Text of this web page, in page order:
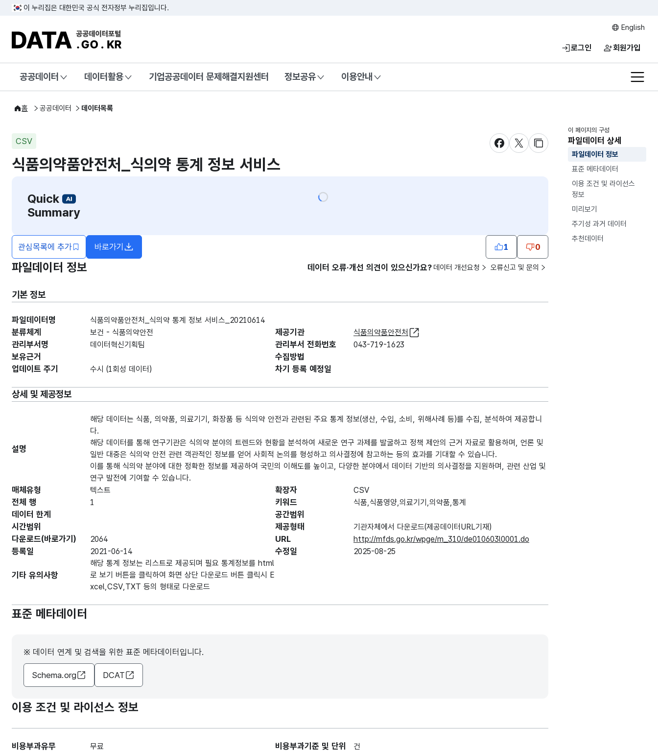
이 누리집은 대한민국 공식 전자정부 누리집입니다.
DATA.GO.KR 공공데이터포털
English
로그인 회원가입
전체
공공데이터 데이터활용 기업공공데이터 문제해결지원센터 정보공유 이용안내
홈 공공데이터 데이터목록
CSV
새창 열림새창 열림새창 열림
식품의약품안전처_식의약 통계 정보 서비스
Quick
Summary
관심목록에 추가
새창열림
바로가기 1 0
이 페이지의 구성
파일데이터 상세
파일데이터 정보
표준 메타데이터
이용 조건 및 라이선스
정보
미리보기
주기성 과거 데이터
추천데이터
파일데이터 정보 데이터 오류·개선 의견이 있으신가요? 데이터 개선요청 오류신고 및 문의
기본 정보
파일데이터명 식품의약품안전처_식의약 통계 정보 서비스_20210614
분류체계 보건 - 식품의약안전 제공기관 식품의약품안전처
관리부서명 데이터혁신기획팀 관리부서 전화번호 043-719-1623
보유근거
수집방법
업데이트 주기
수시 (1회성 데이터) 차기 등록 예정일
상세 및 제공정보
설명
해당 데이터는 식품, 의약품, 의료기기, 화장품 등 식의약 안전과 관련된 주요 통계 정보(생산, 수입, 소비, 위해사례 등)를 수집, 분석하여 제공합니
다.
해당 데이터를 통해 연구기관은 식의약 분야의 트렌드와 현황을 분석하여 새로운 연구 과제를 발굴하고 정책 제안의 근거 자료로 활용하며, 언론 및
일반 대중은 식의약 안전 관련 객관적인 정보를 얻어 사회적 논의를 형성하고 의사결정에 참고하는 등의 효과를 기대할 수 있습니다.
이를 통해 식의약 분야에 대한 정확한 정보를 제공하여 국민의 이해도를 높이고, 다양한 분야에서 데이터 기반의 의사결정을 지원하며, 관련 산업 및
연구 발전에 기여할 수 있습니다.
매체유형 텍스트 확장자 CSV
전체 행 1 키워드 식품,식품영양,의료기기,의약품,통계
데이터 한계
공간범위
시간범위
제공형태 기관자체에서 다운로드(제공데이터URL기재)
다운로드(바로가기) 2064 URL http://mfds.go.kr/wpge/m_310/de010603l0001.do
등록일 2021-06-14 수정일 2025-08-25
기타 유의사항
해당 통계 정보는 리스트로 제공되며 필요 통계정보를 html
로 보기 버튼을 클릭하여 화면 상단 다운로드 버튼 클릭시 E
xcel,CSV,TXT 등의 형태로 다운로드
표준 메타데이터
※ 데이터 연계 및 검색을 위한 표준 메타데이터입니다.
Schema.org DCAT
이용 조건 및 라이선스 정보
비용부과유무 무료 비용부과기준 및 단위 건